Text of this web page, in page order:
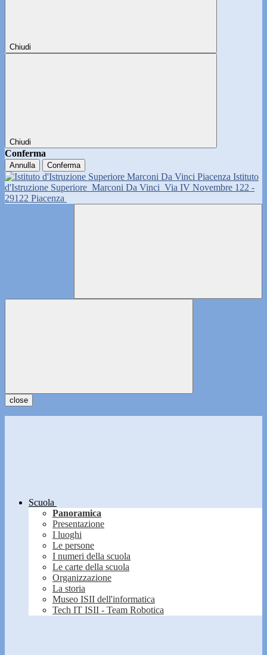
Chiudi
Chiudi
Conferma
Annulla Conferma
Istituto
d'Istruzione Superiore Marconi Da Vinci Via IV Novembre 122 -
29122 Piacenza
close
Scuola
Panoramica
Presentazione
I luoghi
Le persone
I numeri della scuola
Le carte della scuola
Organizzazione
La storia
Museo ISII dell'informatica
Tech IT ISII - Team Robotica